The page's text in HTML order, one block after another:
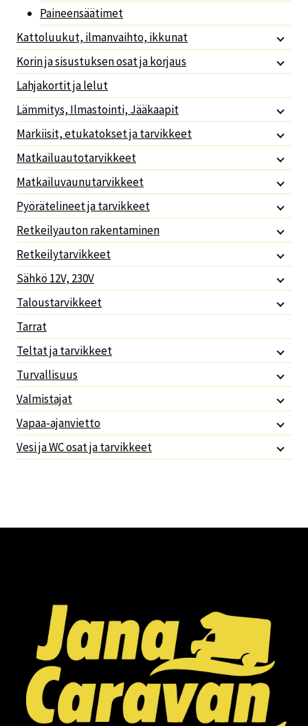
Paineensäätimet
Kattoluukut, ilmanvaihto, ikkunat
Korin ja sisustuksen osat ja korjaus
Lahjakortit ja lelut
Lämmitys, Ilmastointi, Jääkaapit
Markiisit, etukatokset ja tarvikkeet
Matkailuautotarvikkeet
Matkailuvaunutarvikkeet
Pyörätelineet ja tarvikkeet
Retkeilyauton rakentaminen
Retkeilytarvikkeet
Sähkö 12V, 230V
Taloustarvikkeet
Tarrat
Teltat ja tarvikkeet
Turvallisuus
Valmistajat
Vapaa-ajanvietto
Vesi ja WC osat ja tarvikkeet